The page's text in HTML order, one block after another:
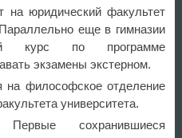
на юридический факультет
еще в гимназии
курс по программе
экзамены экстерном.
на философское отделение
университета.
сохранившиеся